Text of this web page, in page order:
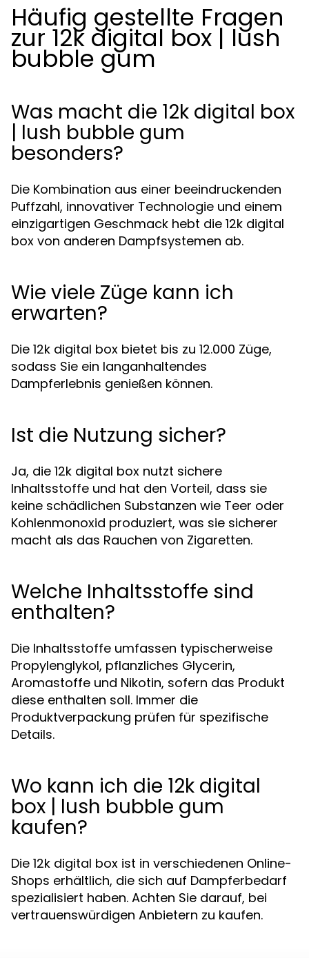
Häufig gestellte Fragen
zur 12k digital box | lush
bubble gum
Was macht die 12k digital box
| lush bubble gum
besonders?
Die Kombination aus einer beeindruckenden
Puffzahl, innovativer Technologie und einem
einzigartigen Geschmack hebt die 12k digital
box von anderen Dampfsystemen ab.
Wie viele Züge kann ich
erwarten?
Die 12k digital box bietet bis zu 12.000 Züge,
sodass Sie ein langanhaltendes
Dampferlebnis genießen können.
Ist die Nutzung sicher?
Ja, die 12k digital box nutzt sichere
Inhaltsstoffe und hat den Vorteil, dass sie
keine schädlichen Substanzen wie Teer oder
Kohlenmonoxid produziert, was sie sicherer
macht als das Rauchen von Zigaretten.
Welche Inhaltsstoffe sind
enthalten?
Die Inhaltsstoffe umfassen typischerweise
Propylenglykol, pflanzliches Glycerin,
Aromastoffe und Nikotin, sofern das Produkt
diese enthalten soll. Immer die
Produktverpackung prüfen für spezifische
Details.
Wo kann ich die 12k digital
box | lush bubble gum
kaufen?
Die 12k digital box ist in verschiedenen Online-
Shops erhältlich, die sich auf Dampferbedarf
spezialisiert haben. Achten Sie darauf, bei
vertrauenswürdigen Anbietern zu kaufen.